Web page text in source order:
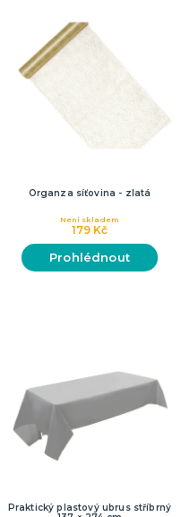
Organza síťovina - zlatá
179 Kč
Není skladem
Prohlédnout
Praktický plastový ubrus stříbrný